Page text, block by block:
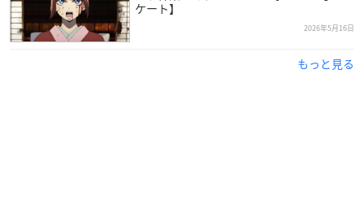
ケート】
2026年5月16日
もっと見る